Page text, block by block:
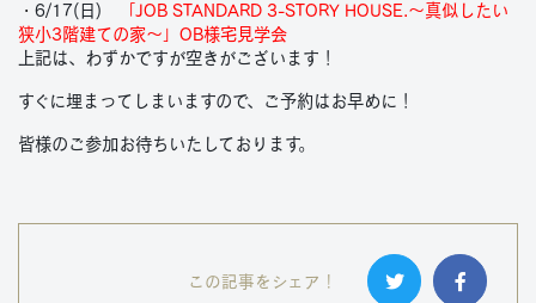
・ 6/17(日)
「JOB STANDARD 3-STORY HOUSE.～真似したい
狭小3階建ての家～」OB様宅見学会
上記は、わずかですが空きがございます！
すぐに埋まってしまいますので、ご予約はお早めに！
皆様のご参加お待ちいたしております。
この記事をシェア！